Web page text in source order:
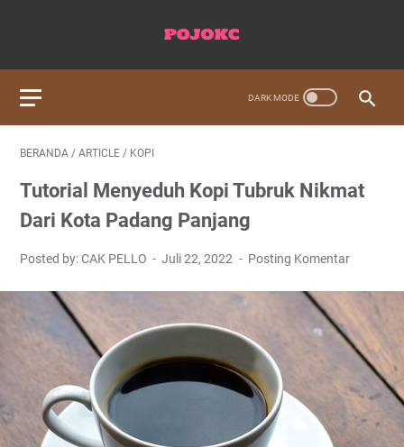
BERANDA / ARTICLE / KOPI
Tutorial Menyeduh Kopi Tubruk Nikmat
Dari Kota Padang Panjang
Posted by: CAK PELLO Juli 22, 2022 Posting Komentar